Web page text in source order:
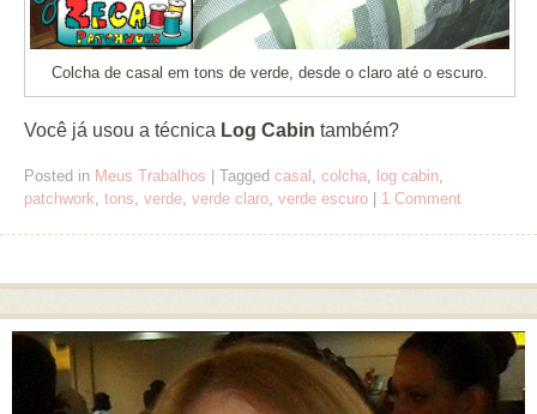
Colcha de casal em tons de verde, desde o claro até o escuro.
Você já usou a técnica Log Cabin também?
Posted in Meus Trabalhos Tagged casal , colcha, log cabin,
patchwork, tons, verde, verde claro, verde escuro 1 Comment
Post navigation